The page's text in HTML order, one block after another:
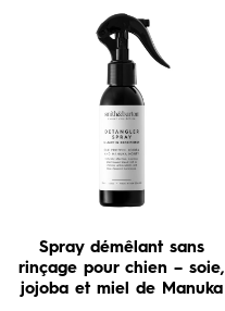
Spray démêlant sans
rinçage pour chien – soie,
jojoba et miel de Manuka